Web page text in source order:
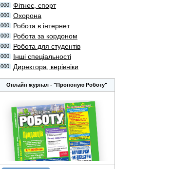
000 Фітнес, спорт
000 Охорона
000 Робота в інтернет
000 Робота за кордоном
000 Робота для студентів
000 Інші спеціальності
000 Директора, керівніки
Онлайн журнал - "Пропоную Роботу"